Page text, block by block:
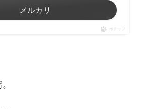
メルカリ
ポチップ